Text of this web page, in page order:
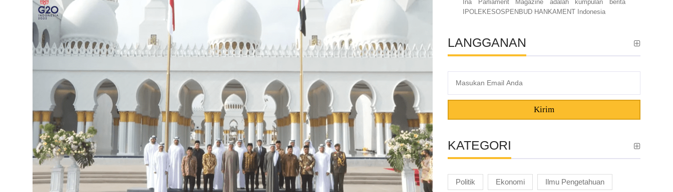
Ina Parliament Magazine adalah kumpulan berita
IPOLEKESOSPENBUD HANKAMENT Indonesia
LANGGANAN
Kirim
KATEGORI
Politik Ekonomi Ilmu Pengetahuan